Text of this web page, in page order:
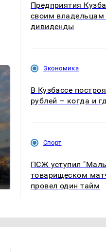
В магазинах России
ажиотаж из-за этого
продукта: что купить?
Предприятия
своим
дивиденды
Экономика
В Кузбассе
рублей – когда и
Спорт
ПСЖ уступил
товарищеском
провел один тайм